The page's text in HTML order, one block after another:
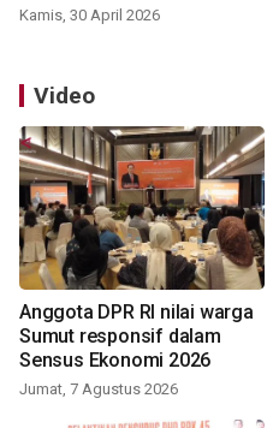
Kamis, 30 April 2026
Video
Anggota DPR RI nilai warga
Sumut responsif dalam
Sensus Ekonomi 2026
Jumat, 7 Agustus 2026